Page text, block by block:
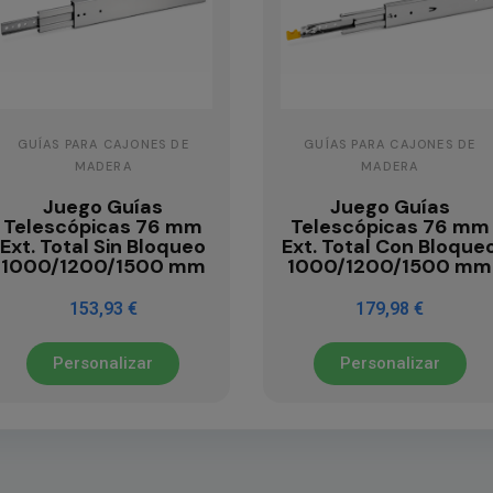
GUÍAS PARA CAJONES DE
MADERA
Juego Guías
Telescópicas 76 mm
Ext. Total Sin Bloqueo
1000/1200/1500 mm
153,93 €
Personalizar
GUÍAS PARA CAJONES DE
MADERA
Juego Guías
Telescópicas 76 mm
Ext. Total Con
1000/1200/1500 mm
179,98 €
Personalizar